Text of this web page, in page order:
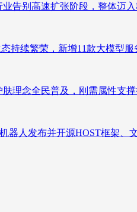
告别高速扩张阶段，整体迈
续繁荣，新增11款大模型服
理念全民普及，刚需属性支
器人发布并开源HOST框架、